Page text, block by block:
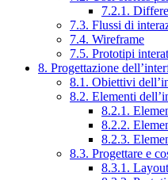
7.2.1.
7.3. Flussi di
7.4. Wireframe
7.5. Prototipi
8. Progettazione
8.1. Obiettivi
8.2. Elementi
8.2.1.
8.2.2.
8.2.3.
8.3. Progettare e
8.3.1.